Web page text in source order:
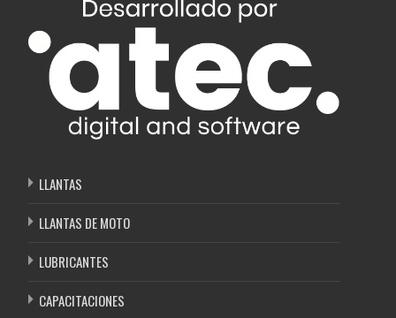
LLANTAS
LLANTAS DE MOTO
LUBRICANTES
CAPACITACIONES